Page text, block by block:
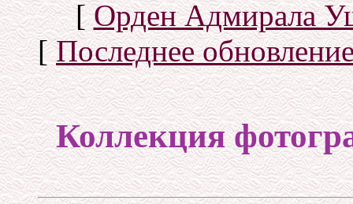
[Орден Адмирала
[Последнее
Коллекция